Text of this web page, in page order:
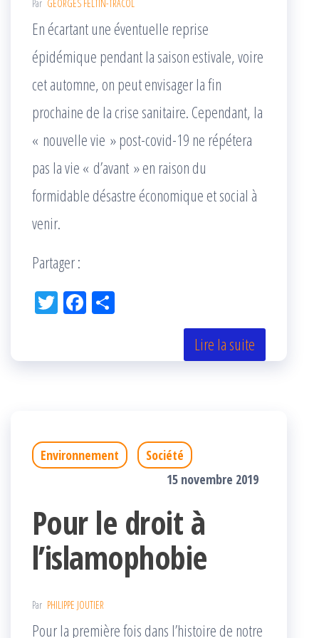
Par GEORGES FELTIN-TRACOL
En écartant une éventuelle reprise
épidémique pendant la saison estivale, voire
cet automne, on peut envisager la fin
prochaine de la crise sanitaire. Cependant, la
« nouvelle vie » post-covid-19 ne répétera
pas la vie « d’avant » en raison du
formidable désastre économique et social à
venir.
Partager :
Tw Fac
k r
Lire la suite
Environnement
Société
15 novembre 2019
Pour le droit à
l’islamophobie
Par PHILIPPE JOUTIER
Pour la première fois dans l’histoire de notre